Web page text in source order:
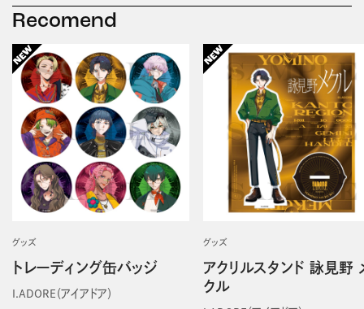
Recomend
グッズ
トレーディング缶バッジ
I.ADORE（アイアドア）
グッズ
アクリルスタンド 詠見野
クル